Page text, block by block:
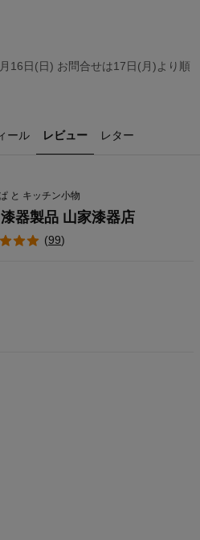
16日(日) お問合せは17日(月)より順
ール レビュー レター
と キッチン小物
器製品 山家漆器店
(99)